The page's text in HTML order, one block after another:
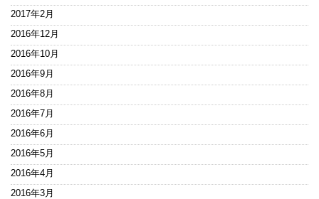
2017年2月
2016年12月
2016年10月
2016年9月
2016年8月
2016年7月
2016年6月
2016年5月
2016年4月
2016年3月